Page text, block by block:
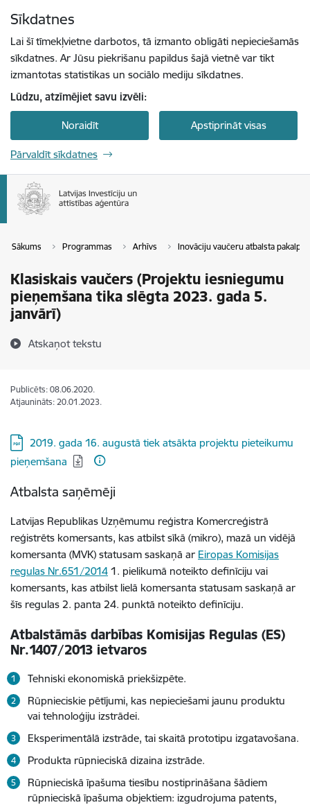
Sīkdatnes
Lai šī tīmekļvietne darbotos, tā izmanto obligāti nepieciešamās
sīkdatnes. Ar Jūsu piekrišanu papildus šajā vietnē var tikt
izmantotas statistikas un sociālo mediju sīkdatnes.
Lūdzu, atzīmējiet savu izvēli:
Noraidīt Apstiprināt visas
Pārvaldīt sīkdatnes
Sākums Programmas Arhīvs Inovāciju vaučeru atbalsta
Klasiskais vaučers (Projektu iesniegumu
pieņemšana tika slēgta 2023. gada 5.
janvārī)
Atskaņot tekstu
Publicēts: 08.06.2020.
Atjaunināts: 20.01.2023.
Lejupielādēt:
2019. gada 16. augustā tiek atsākta projektu pieteikumu
pieņemšana
Atbalsta saņēmēji
Latvijas Republikas Uzņēmumu reģistra Komercreģistrā
reģistrēts komersants, kas atbilst sīkā (mikro), mazā un vidējā
komersanta (MVK) statusam saskaņā ar Eiropas Komisijas
regulas Nr.651/2014 1. pielikumā noteikto definīciju vai
komersants, kas atbilst lielā komersanta statusam saskaņā ar
šīs regulas 2. panta 24. punktā noteikto definīciju.
Atbalstāmās darbības Komisijas Regulas (ES)
Nr.1407/2013 ietvaros
Tehniski ekonomiskā priekšizpēte.
Rūpnieciskie pētījumi, kas nepieciešami jaunu produktu
vai tehnoloģiju izstrādei.
Eksperimentālā izstrāde, tai skaitā prototipu izgatavošana.
Produkta rūpnieciskā dizaina izstrāde.
Rūpnieciskā īpašuma tiesību nostiprināšana šādiem
rūpnieciskā īpašuma objektiem: izgudrojuma patents,